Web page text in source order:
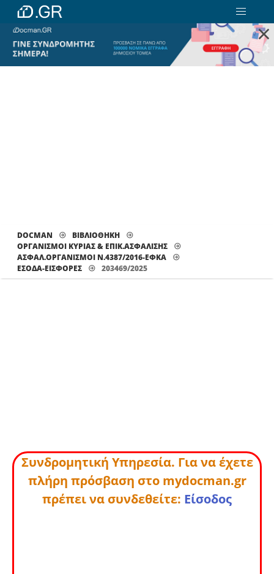
×
DOCMAN
ΒΙΒΛΙΟΘΗΚΗ
ΟΡΓΑΝΙΣΜΟΙ ΚΥΡΙΑΣ & ΕΠΙΚ.ΑΣΦΑΛΙΣΗΣ
ΑΣΦΑΛ.ΟΡΓΑΝΙΣΜΟΙ Ν.4387/2016-ΕΦΚΑ
ΈΣΟΔΑ-ΕΙΣΦΟΡΈΣ
203469/2025
Συνδρομητική Υπηρεσία. Για να έχετε
πλήρη πρόσβαση στο mydocman.gr
πρέπει να συνδεθείτε: Είσοδος